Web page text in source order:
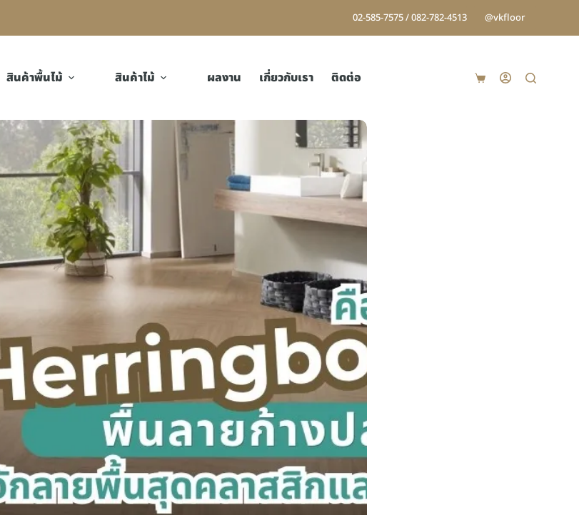
02-585-7575 / 082-782-4513 @vkfloor
สินค้าพื้นไม้ สินค้าไม้ ผลงาน เกี่ยวกับเรา ติดต่อ